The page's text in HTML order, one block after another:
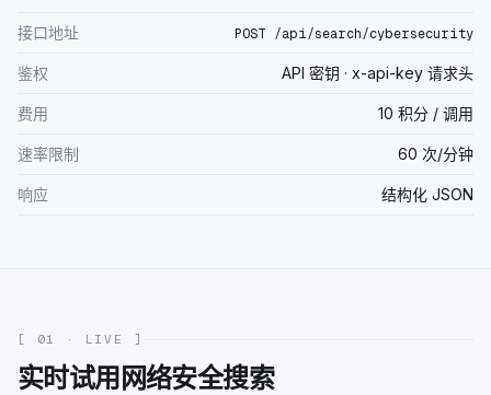
接口地址 POST /api/search/cybersecurity
鉴权 API 密钥 · x-api-key 请求头
费用 10 积分 / 调用
速率限制 60 次/分钟
响应 结构化 JSON
[ 01 · LIVE ]
实时试用网络安全搜索